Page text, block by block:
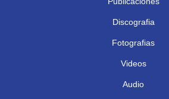
Discografia
Fotografias
Videos
Audio